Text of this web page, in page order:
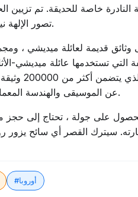
من الأنواع النباتية النادرة خاصة للحديقة. تم
تصور الإلهة نيوب وأطفالها.
قديمة لعائلة ميديشي ،
التي تستخدمها عائلة ميديشي-
والأدوات وأشياء أخرى. كما
عن الموسيقى والهندسة المعمارية والسينما.
على جولة ، تحتاج إلى حجز
#أوروبا